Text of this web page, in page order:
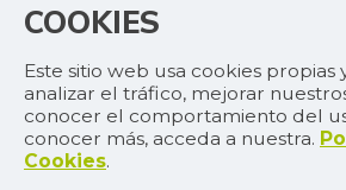
COOKIES
Este sitio web usa cookies propias
analizar el tráfico, mejorar
conocer el comportamiento del
conocer más, acceda a nuestra.
Cookies.